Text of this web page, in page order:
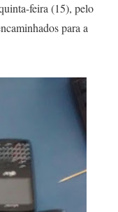
feira (15), pelo
para a